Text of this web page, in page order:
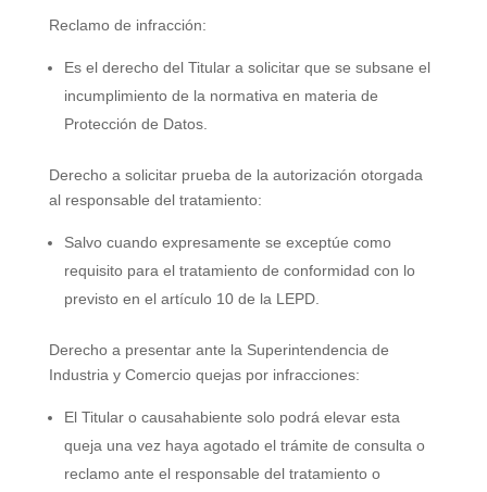
Reclamo de infracción:
Es el derecho del Titular a solicitar que se subsane el
incumplimiento de la normativa en materia de
Protección de Datos.
Derecho a solicitar prueba de la autorización otorgada
al responsable del tratamiento:
Salvo cuando expresamente se exceptúe como
requisito para el tratamiento de conformidad con lo
previsto en el artículo 10 de la LEPD.
Derecho a presentar ante la Superintendencia de
Industria y Comercio quejas por infracciones:
El Titular o causahabiente solo podrá elevar esta
queja una vez haya agotado el trámite de consulta o
reclamo ante el responsable del tratamiento o